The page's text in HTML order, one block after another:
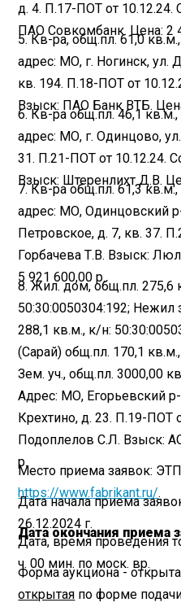
д. 4. П.17-ПОТ от 10.12.24.
ПАО Совкомбанк. Цена: 2
5. Кв-ра, общ.пл. 61,0
адрес: МО, г. Ногинск, ул.
кв. 194. П.18-ПОТ от
Взыск: ПАО Банк ВТБ.
6. Кв-ра общ.пл. 46,1
адрес: МО, г. Одинцово,
31. П.21-ПОТ от 10.12.24.
Взыск: Штеренлихт Д.В.
7. Кв-ра общ.пл. 61,3
адрес: МО, Одинцовский
Петровское, д. 7, кв. 37.
Горбачева Т.В. Взыск:
5 921 600,00 р.
8. Жил. дом, общ.пл. 275,6
50:30:0050304:192; Нежил
288,1 кв.м., к/н:
(Сарай) общ.пл. 170,1
Зем. уч., общ.пл. 3000,00
Адрес: МО, Егорьевский
Крехтино, д. 23. П.19-ПОТ
Подоплелов С.Л. Взыск:
р.
Место приема заявок:
https://www.fabrikant.ru/.
Дата начала приема
26.12.2024 г.
Дата окончания приема
Дата, время проведения
ч. 00 мин. по моск. вр.
Форма аукциона -
открытая по форме